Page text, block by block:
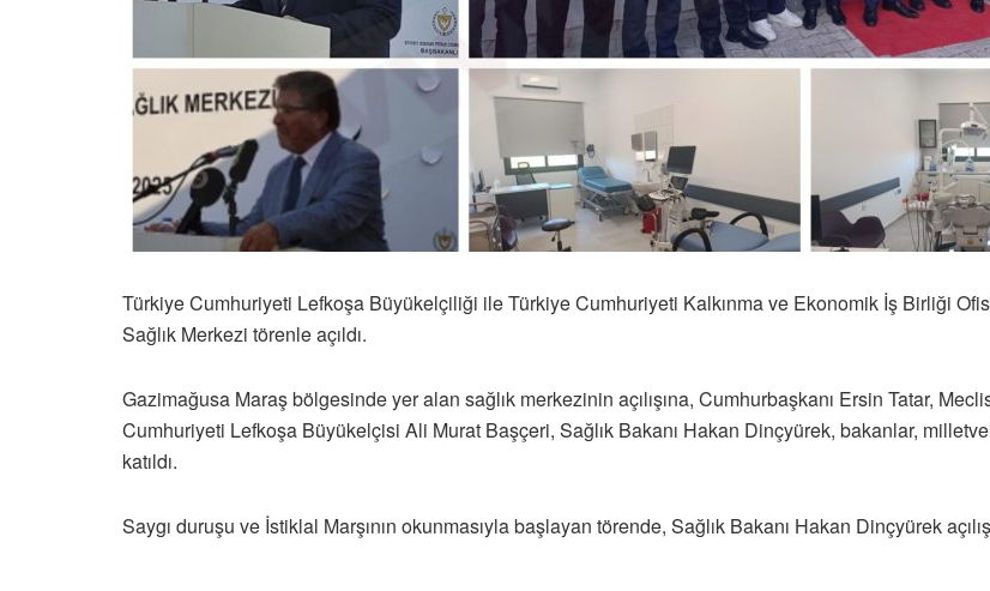
Türkiye Cumhuriyeti Lefkoşa Büyükelçiliği ile Türkiye Cumhuriyeti Kalkınma ve Ekonomik İş Birliği
Sağlık Merkezi törenle açıldı.
Gazimağusa Maraş bölgesinde yer alan sağlık merkezinin açılışına, Cumhurbaşkanı Ersin Tatar,
Cumhuriyeti Lefkoşa Büyükelçisi Ali Murat Başçeri, Sağlık Bakanı Hakan Dinçyürek, bakanlar,
katıldı.
Saygı duruşu ve İstiklal Marşının okunmasıyla başlayan törende, Sağlık Bakanı Hakan Dinçyürek